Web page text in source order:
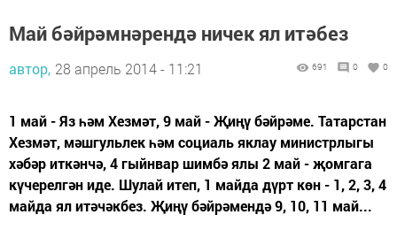
Май бәйрәмнәрендә ничек ял итәбез
автор, 28 апрель 2014 - 11:21 691 0 0
1 май - Яз һәм Хезмәт, 9 май - Җиңү бәйрәме. Татарстан
Хезмәт, мәшгульлек һәм социаль яклау министрлыгы
хәбәр иткәнчә, 4 гыйнвар шимбә ялы 2 май - җомгага
күчерелгән иде. Шулай итеп, 1 майда дүрт көн - 1, 2, 3, 4
майда ял итәчәкбез. Җиңү бәйрәмендә 9, 10, 11 май...